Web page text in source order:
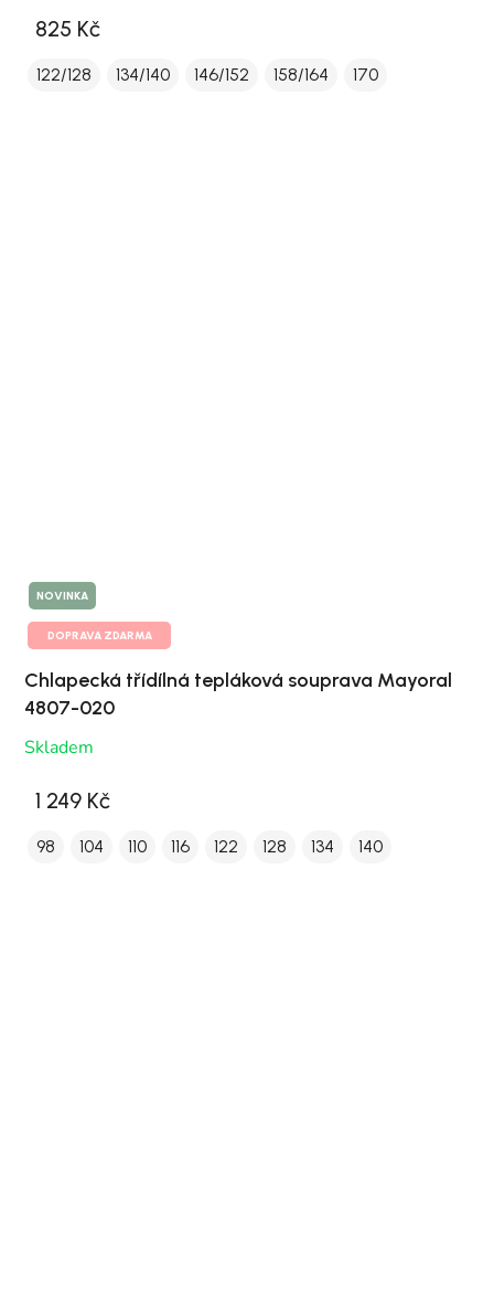
825 Kč
122/128 134/140 146/152 158/164 170
NOVINKA
DOPRAVA ZDARMA
Chlapecká třídílná tepláková souprava Mayoral
4807-020
Skladem
1 249 Kč
98 104 110 116 122 128 134 140